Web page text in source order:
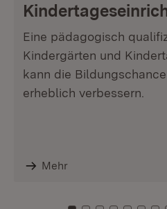
Eine pädagogisch
Kindergärten und
kann die
erheblich verbessern.
Mehr